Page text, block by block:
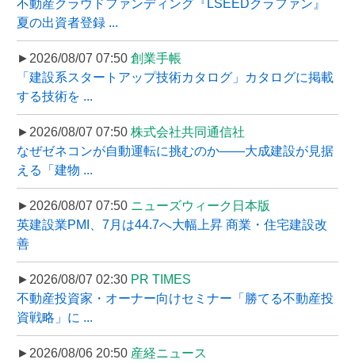
不動産クラウドファンディング『LSEEDクラファン』
夏の出資者登録 ...
►2026/08/07 07:50 創業手帳
「建設系スタートアップ技術カタログ」カタログに掲載
する技術を ...
►2026/08/07 07:50 株式会社共同通信社
なぜゼネコンが自動運転に挑むのか――大成建設が見据
える「建物 ...
►2026/08/07 07:50 ニューズウィーク日本版
英建設業PMI、7月は44.7へ大幅上昇 商業・住宅建設改
善
►2026/08/07 02:30 PR TIMES
不動産投資家・オーナー向けセミナー「勝てる不動産投
資戦略」に ...
►2026/08/06 20:50 産経ニュース